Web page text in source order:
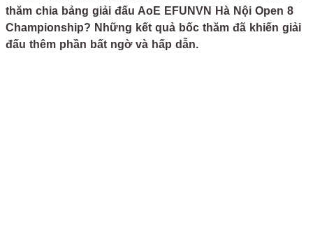
thăm chia bảng giải đấu AoE EFUNVN Hà Nội Open 8
Championship? Những kết quả bốc thăm đã khiến giải
đấu thêm phần bất ngờ và hấp dẫn.